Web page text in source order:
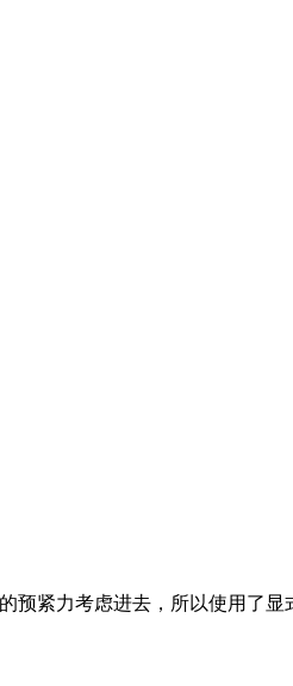
紧力考虑进去，所以使用了